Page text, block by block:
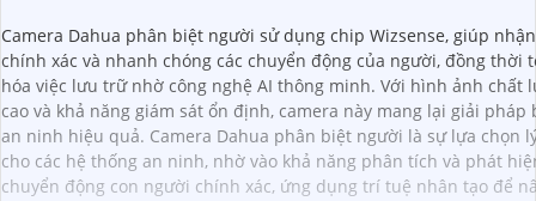
Camera Dahua phân biệt người sử dụng chip Wizsense, giúp
chính xác và nhanh chóng các chuyển động của người, đồng thời
hóa việc lưu trữ nhờ công nghệ AI thông minh. Với hình ảnh chất
cao và khả năng giám sát ổn định, camera này mang lại giải pháp
an ninh hiệu quả. Camera Dahua phân biệt người là sự lựa chọn
cho các hệ thống an ninh, nhờ vào khả năng phân tích và phát
chuyển động con người chính xác, ứng dụng trí tuệ nhân tạo để